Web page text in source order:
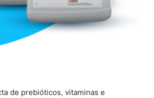
de prebióticos, vitaminas e